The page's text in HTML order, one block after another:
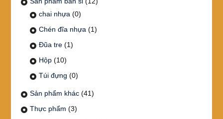
chai nhựa (0)
Chén đĩa nhựa (1)
Đũa tre (1)
Hộp (10)
Túi đựng (0)
Sản phẩm khác (41)
Thực phẩm (3)